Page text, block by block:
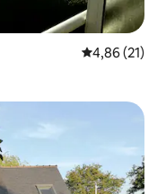
Évaluation
4,86 (21)